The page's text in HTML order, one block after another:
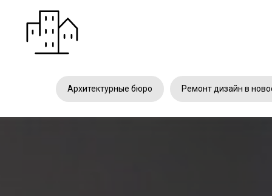
Архитектурные бюро Ремонт дизайн в